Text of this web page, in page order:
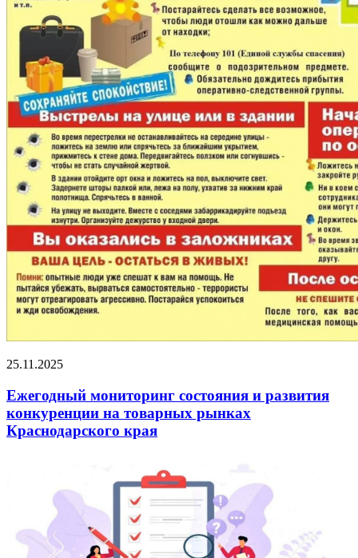
25.11.2025
Ежегодный мониторинг состояния и развития
конкуренции на товарных рынках
Краснодарского края